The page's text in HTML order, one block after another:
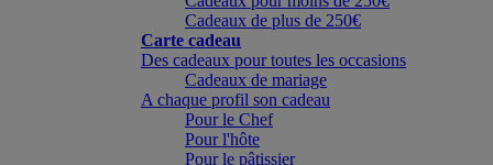
Cadeaux de plus de 250€
Carte cadeau
Des cadeaux pour toutes les occasions
Cadeaux de mariage
A chaque profil son cadeau
Pour le Chef
Pour l'hôte
Pour le pâtissier